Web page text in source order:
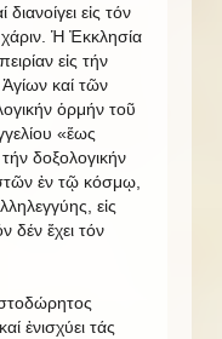
εἰς τόν
Ἡ Ἐκκλησία
εἰς τήν
καί τῶν
ὁρμήν τοῦ
«ἕως
δοξολογικήν
ἐν τῷ κόσμῳ,
εἰς
δέν ἔχει τόν
ἐνισχύει τάς